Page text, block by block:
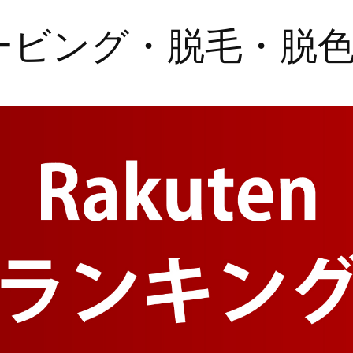
ビング・脱毛・脱